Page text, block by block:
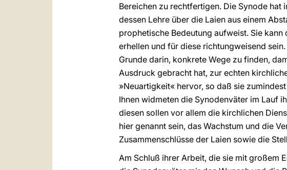
Bereichen zu rechtfertigen. Die Synode
dessen Lehre über die Laien aus einem
prophetische Bedeutung aufweist. Sie
erhellen und für diese richtungweisend
Grunde darin, konkrete Wege zu finden,
Ausdruck gebracht hat, zur echten
»Neuartigkeit« hervor, so daß sie
Ihnen widmeten die Synodenväter im Lauf
diesen sollen vor allem die kirchlichen
hier genannt sein, das Wachstum und die
Zusammenschlüsse der Laien sowie die
Am Schluß ihrer Arbeit, die sie mit großem